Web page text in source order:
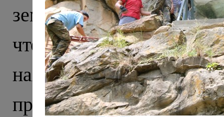
землей ислама, однако
что тысячу лет назад
находили тут еще в
прекрасно